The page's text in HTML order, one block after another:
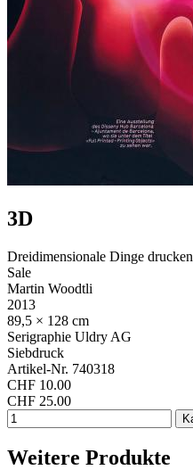
3D
Dreidimensionale Dinge drucken
Sale
Martin Woodtli
2013
89,5 × 128 cm
Serigraphie Uldry AG
Siebdruck
Artikel-Nr. 740318
CHF 10.00
CHF 25.00
Weitere Produkte